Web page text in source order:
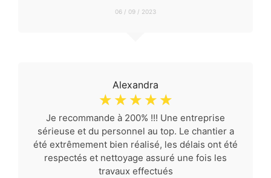
06 / 09 / 2023
Alexandra
☆ ☆ ☆ ☆ ☆
Je recommande à 200% !!! Une entreprise
sérieuse et du personnel au top. Le chantier a
été extrêmement bien réalisé, les délais ont été
respectés et nettoyage assuré une fois les
travaux effectués